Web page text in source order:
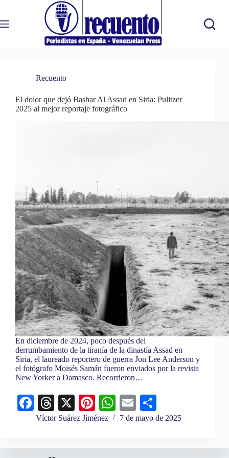
contenido
Recuento
El dolor que dejó Bashar Al Assad en Siria: Pulitzer
2025 al mejor reportaje fotográfico
En diciembre de 2024, poco después del
derrumbamiento de la tiranía de la dinastía Assad en
Siria, el laureado reportero de guerra Jon Lee Anderson y
el fotógrafo Moisés Samán fueron enviados por la revista
New Yorker a Damasco. Recorrieron…
Fa
ce
ok
T
hr
ds
X
Pi
nt
es
W
ha
A
E
m o
pa
Víctor Suárez Jiménez 7 de mayo de 2025